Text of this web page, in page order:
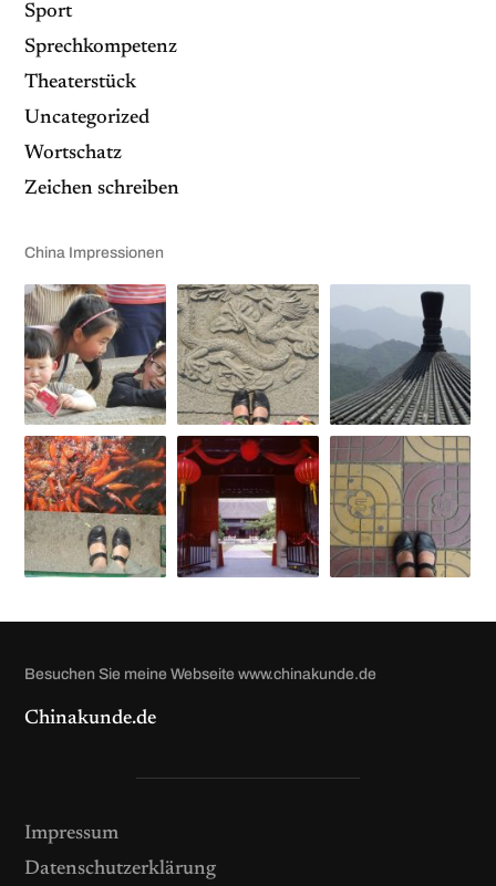
Sport
Sprechkompetenz
Theaterstück
Uncategorized
Wortschatz
Zeichen schreiben
China Impressionen
Besuchen Sie meine Webseite www.chinakunde.de
Chinakunde.de
Impressum
Datenschutzerklärung